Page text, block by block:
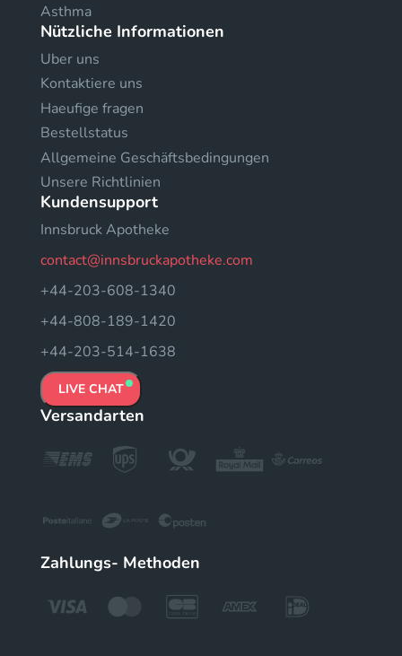
Asthma
Nützliche Informationen
Uber uns
Kontaktiere uns
Haeufige fragen
Bestellstatus
Allgemeine Geschäftsbedingungen
Unsere Richtlinien
Kundensupport
Innsbruck Apotheke
contact@innsbruckapotheke.com
+44-203-608-1340
+44-808-189-1420
+44-203-514-1638
LIVE CHAT
Versandarten
Zahlungs- Methoden